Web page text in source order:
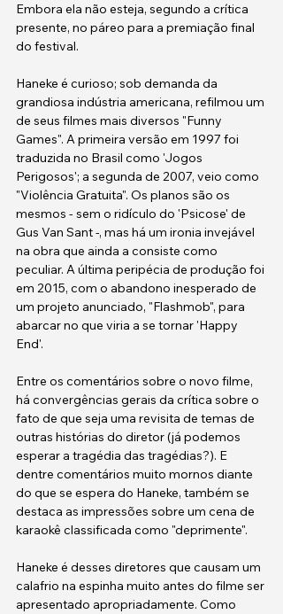
Embora ela não esteja, segundo a crítica
presente, no páreo para a premiação final
do festival.
Haneke é curioso; sob demanda da
grandiosa indústria americana, refilmou um
de seus filmes mais diversos "Funny
Games". A primeira versão em 1997 foi
traduzida no Brasil como 'Jogos
Perigosos'; a segunda de 2007, veio como
"Violência Gratuita". Os planos são os
mesmos - sem o ridículo do 'Psicose' de
Gus Van Sant -, mas há um ironia invejável
na obra que ainda a consiste como
peculiar. A última peripécia de produção foi
em 2015, com o abandono inesperado de
um projeto anunciado, "Flashmob", para
abarcar no que viria a se tornar 'Happy
End'.
Entre os comentários sobre o novo filme,
há convergências gerais da crítica sobre o
fato de que seja uma revisita de temas de
outras histórias do diretor (já podemos
esperar a tragédia das tragédias?). E
dentre comentários muito mornos diante
do que se espera do Haneke, também se
destaca as impressões sobre um cena de
karaokê classificada como "deprimente".
Haneke é desses diretores que causam um
calafrio na espinha muito antes do filme ser
apresentado apropriadamente. Como